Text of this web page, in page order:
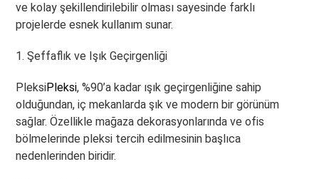
ve kolay şekillendirilebilir olması sayesinde farklı
projelerde esnek kullanım sunar.
1. Şeffaflık ve Işık Geçirgenliği
PleksiPleksi, %90’a kadar ışık geçirgenliğine sahip
olduğundan, iç mekanlarda şık ve modern bir görünüm
sağlar. Özellikle mağaza dekorasyonlarında ve ofis
bölmelerinde pleksi tercih edilmesinin başlıca
nedenlerinden biridir.